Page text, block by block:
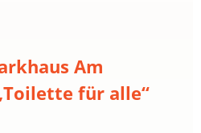
Am
für alle“